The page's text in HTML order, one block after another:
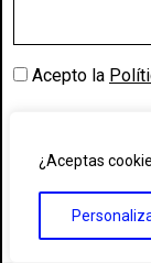
¿Aceptas
Acepto la